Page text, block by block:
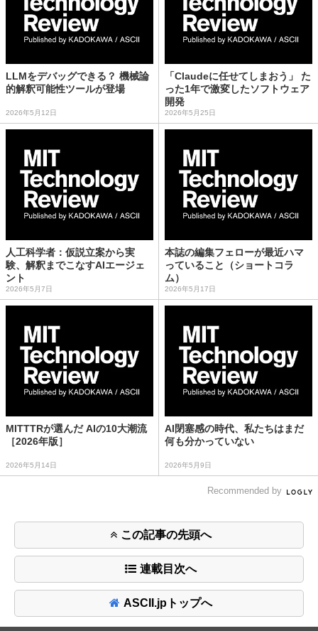
LLMをデバッグできる？ 機械論
的解釈可能性ツールが登場
2026年5月12日
「Claudeに任せてしまおう」 た
った1年で激変したソフトウェア
開発
2026年5月25日
人工科学者：仮説立案から実
験、解釈までこなすAIエージェ
ント
2026年5月7日
本誌の編集フェローが最近ハマ
っていること（ショートコラ
ム）
2026年5月17日
MITTTRが選んだ AIの10大潮流
［2026年版］
2026年5月14日
AI閉塞感の時代、私たちはまだ
何も分かっていない
2026年5月9日
Recommended by
この記事の先頭へ
連載目次へ
ASCII.jpトップへ